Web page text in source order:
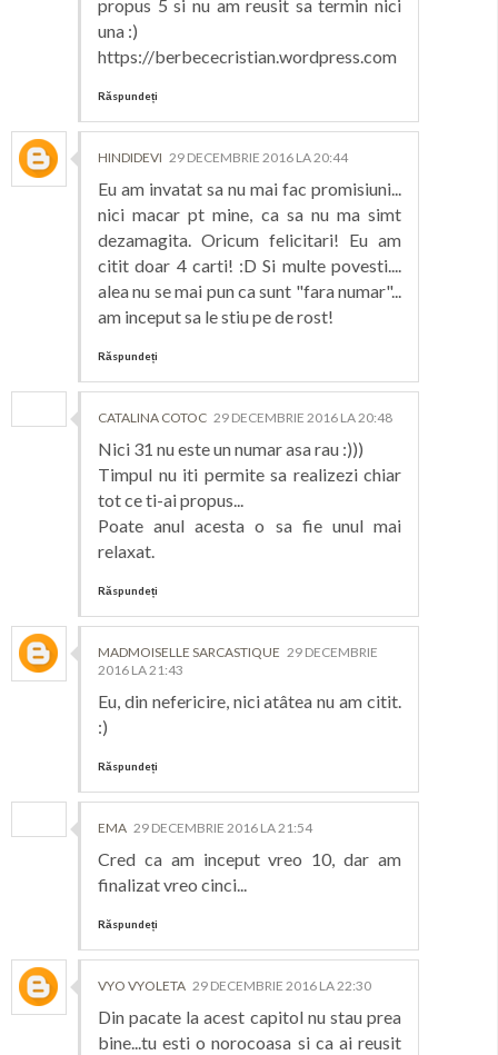
propus 5 si nu am reusit sa termin nici
una :)
https://berbececristian.wordpress.com
Răspundeți
HINDIDEVI 29 DECEMBRIE 2016 LA 20:44
Eu am invatat sa nu mai fac promisiuni...
nici macar pt mine, ca sa nu ma simt
dezamagita. Oricum felicitari! Eu am
citit doar 4 carti! :D Si multe povesti....
alea nu se mai pun ca sunt "fara numar"...
am inceput sa le stiu pe de rost!
Răspundeți
CATALINA COTOC 29 DECEMBRIE 2016 LA 20:48
Nici 31 nu este un numar asa rau :)))
Timpul nu iti permite sa realizezi chiar
tot ce ti-ai propus...
Poate anul acesta o sa fie unul mai
relaxat.
Răspundeți
MADMOISELLE SARCASTIQUE 29 DECEMBRIE
2016 LA 21:43
Eu, din nefericire, nici atâtea nu am citit.
:)
Răspundeți
EMA 29 DECEMBRIE 2016 LA 21:54
Cred ca am inceput vreo 10, dar am
finalizat vreo cinci...
Răspundeți
VYO VYOLETA 29 DECEMBRIE 2016 LA 22:30
Din pacate la acest capitol nu stau prea
bine...tu esti o norocoasa si ca ai reusit